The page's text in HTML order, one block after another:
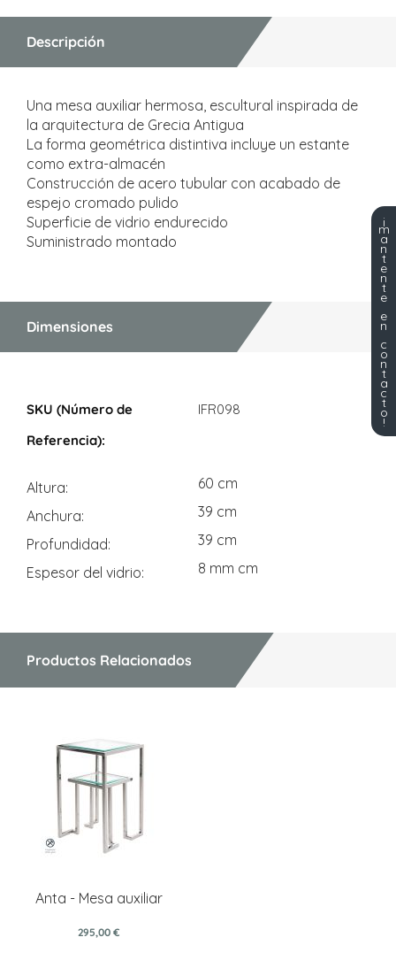
Descripción
Una mesa auxiliar hermosa, escultural inspirada de
la arquitectura de Grecia Antigua
La forma geométrica distintiva incluye un estante
como extra-almacén
Construcción de acero tubular con acabado de
espejo cromado pulido
Superficie de vidrio endurecido
Suministrado montado
Dimensiones
IFR098
Altura
60 cm
Anchura
39 cm
Profundidad
39 cm
Espesor del vidrio
8 mm cm
Productos Relacionados
Anta - Mesa auxiliar
295,00 €
¡
m
a
n
t
e
n
t
e
e
n
c
o
n
t
a
c
t
o
!